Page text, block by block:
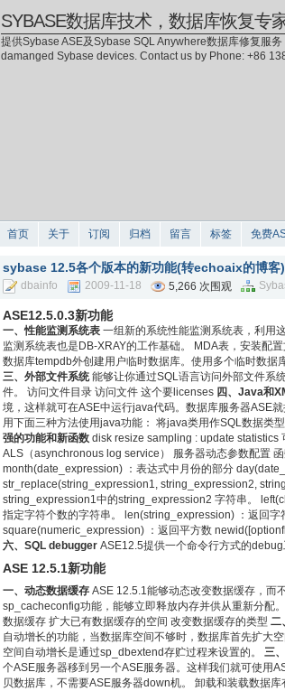
SYBASE数据库技术，数据库恢复专
提供Sybase ASE及Sybase SQL Anywhere数据库修复服
damanged Sybase devices. Contact us by Phone: +86
首页 关于 订阅 归档 留言 标签 免费
sybase 12.5各个版本的新功能(转echoaix的博客)
dbainfo 2009-11-18 5,266 次围观
ASE12.5.0.3新功能
一、性能监测系统表 一组新的系统性能监测系统表，利用
监测系统表也是DB-XRAY的工作基础。 MDA表，安装配
数据库tempdb外创建用户临时数据库。使用多个临时数据
三、外部文件系统能够让你通过SQL语言访问外部文件系
件。 访问文件目录 访问文件 这个要licenses 四、Java和
境，这样就可在ASE中运行java代码。数据库服务器ASE
用下面三种方法使用java功能： 将java类用作SQL数据类
强的功能和新函数 disk resize sampling : update statistics
ALS（asynchronous log service） 服务器动态参数配置
month(date_expression) ：表达式中月份的部分
str_replace(string_expression1, string_expression2,
string_expression1中的string_expression2 字符串。
指定字符个数的字符串。 len(string_expression) ：返回字
square(numeric_expression) ：返回平方数
六、SQL debugger ASE12.5提供一个命令行方式的
ASE 12.5.1新功能
一、动态数据缓存 ASE 12.5.1能够动态改变数据缓存，而
sp_cacheconfig功能，能够立即释放内存并供从重新分配
数据缓存 扩大已有数据缓存的空间 改变数据缓存的类型 二
自动增长的功能，当数据库空间不够时，数据库首先扩大
空间自动增长是通过sp_dbextend存贮过程来设置的。 三
个ASE服务器移到另一个ASE服务器。这样我们就可使用
贝数据库，不需要ASE服务器down机。 卸载和装载数据